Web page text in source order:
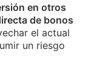
en otros
de bonos
el actual
un riesgo